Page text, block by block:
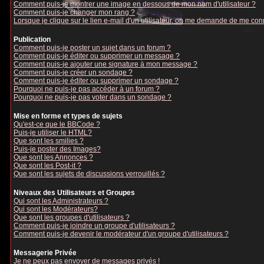
Comment puis-je montrer une image en dessous de mon nom d'utilisateur ?
Comment puis-je changer mon rang ?
Lorsque je clique sur le lien e-mail d'un utilisateur, on me demande de me
Publication
Comment puis-je poster un sujet dans un forum ?
Comment puis-je éditer ou supprimer un message ?
Comment puis-je ajouter une signature à mon message ?
Comment puis-je créer un sondage ?
Comment puis-je éditer ou supprimer un sondage ?
Pourquoi ne puis-je pas accéder à un forum ?
Pourquoi ne puis-je pas voter dans un sondage ?
Mise en forme et types de sujets
Qu'est-ce que le BBCode ?
Puis-je utiliser le HTML?
Que sont les smilies ?
Puis-je poster des Images?
Que sont les Annonces ?
Que sont les Post-it ?
Que sont les sujets de discussions verrouillés ?
Niveaux des Utilisateurs et Groupes
Qui sont les Administrateurs ?
Qui sont les Modérateurs?
Que sont les groupes d'utilisateurs ?
Comment puis-je joindre un groupe d'utilisateurs ?
Comment puis-je devenir le modérateur d'un groupe d'utilisateurs ?
Messagerie Privée
Je ne peux pas envoyer de messages privés !